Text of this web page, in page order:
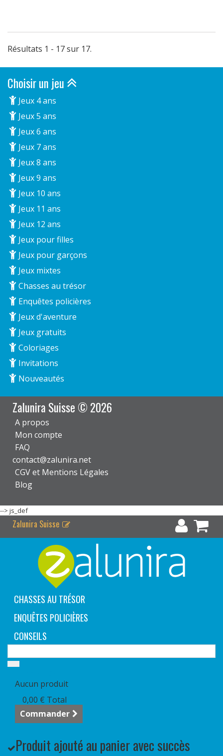
Résultats 1 - 17 sur 17.
Choisir un jeu
Jeux 4 ans
Jeux 5 ans
Jeux 6 ans
Jeux 7 ans
Jeux 8 ans
Jeux 9 ans
Jeux 10 ans
Jeux 11 ans
Jeux 12 ans
Jeux pour filles
Jeux pour garçons
Jeux mixtes
Chasses au trésor
Enquêtes policières
Jeux d'aventure
Jeux gratuits
Coloriages
Invitations
Nouveautés
Zalunira Suisse © 2026
A propos
Mon compte
FAQ
contact@zalunira.net
CGV et Mentions Légales
Blog
--> js_def
Zalunira Suisse
CHASSES AU TRÉSOR
ENQUÊTES POLICIÈRES
CONSEILS
Aucun produit
0,00 € Total
Commander
Produit ajouté au panier avec succès